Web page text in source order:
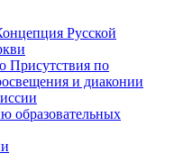
Русской
Присутствия по
и диаконии
образовательных